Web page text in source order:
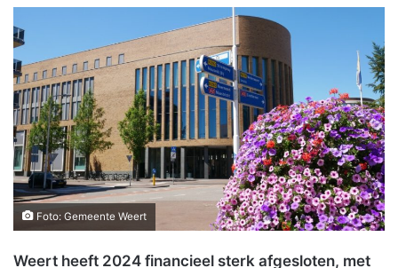
Foto: Gemeente Weert
Weert heeft 2024 financieel sterk afgesloten, met